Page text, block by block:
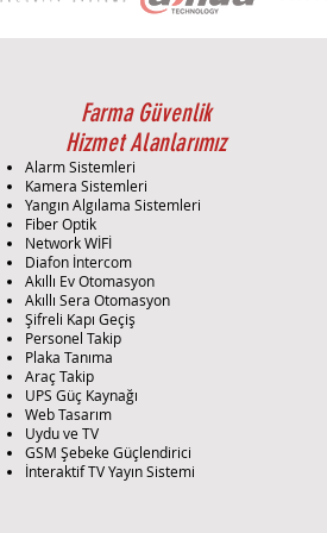
Farma Güvenlik
Hizmet Alanlarımız
Alarm Sistemleri
Kamera Sistemleri
Yangın Algılama Sistemleri
Fiber Optik
Network WİFİ
Diafon İntercom
Akıllı Ev Otomasyon
Akıllı Sera Otomasyon
Şifreli Kapı Geçiş
Personel Takip
Plaka Tanıma
Araç Takip
UPS Güç Kaynağı
Web Tasarım
Uydu ve TV
GSM Şebeke Güçlendirici
İnteraktif TV Yayın Sistemi